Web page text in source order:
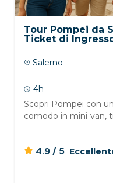
Tour Pompei da
Ticket di
Salerno
4h
Scopri Pompei con
comodo in mini-van,
4.9 / 5